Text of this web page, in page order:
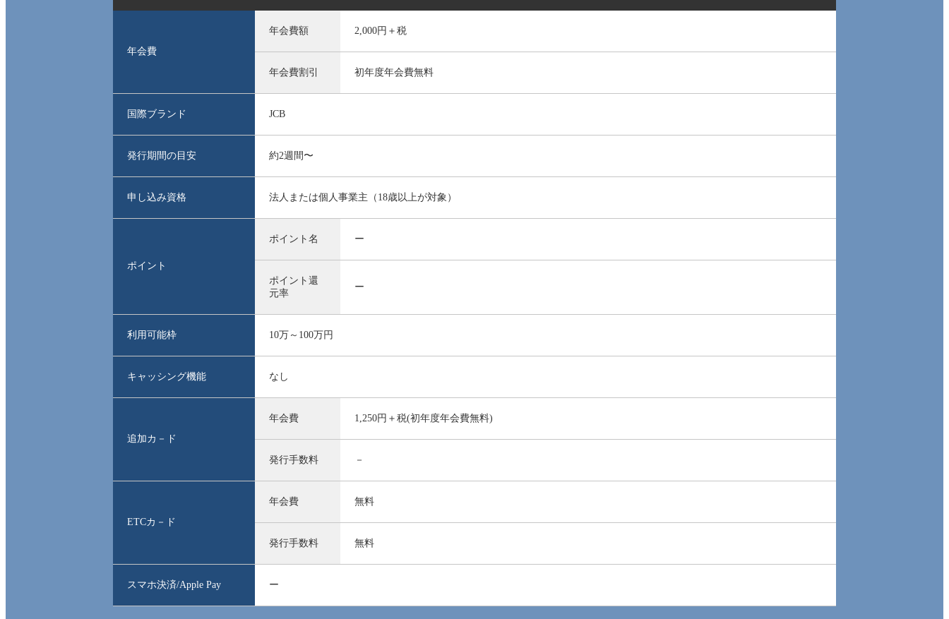
年会費
年会費額 2,000円＋税
年会費割引 初年度年会費無料
国際ブランド JCB
発行期間の目安 約2週間〜
申し込み資格 法人または個人事業主（18歳以上が対象）
ポイント
ポイント名 ー
ポイント還
元率
ー
利用可能枠 10万～100万円
キャッシング機能 なし
追加カ－ド
年会費 1,250円＋税(初年度年会費無料)
発行手数料 －
ETCカ－ド
年会費 無料
発行手数料 無料
スマホ決済/Apple Pay ー